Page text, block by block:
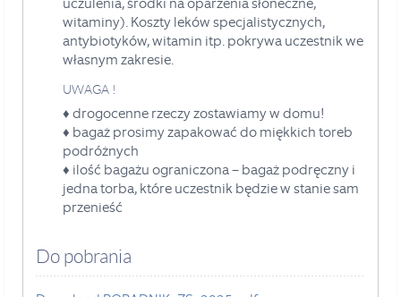
witaminy). Koszty leków specjalistycznych,
antybiotyków, witamin itp. pokrywa uczestnik we
własnym zakresie.
UWAGA !
♦ drogocenne rzeczy zostawiamy w domu!
♦ bagaż prosimy zapakować do miękkich toreb
podróżnych
♦ ilość bagażu ograniczona – bagaż podręczny i
jedna torba, które uczestnik będziew stanie sam
przenieść
Do pobrania